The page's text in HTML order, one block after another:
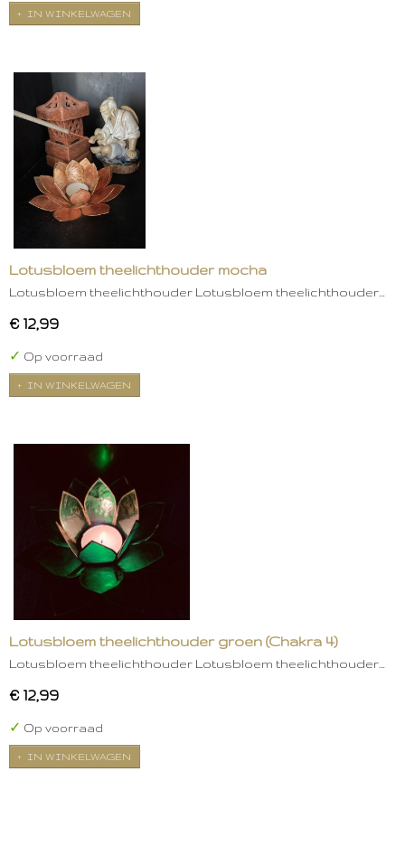
IN WINKELWAGEN
Lotusbloem theelichthouder mocha
Lotusbloem theelichthouder Lotusbloem theelichthouder…
€ 12,99
✓ Op voorraad
IN WINKELWAGEN
Lotusbloem theelichthouder groen (Chakra 4)
Lotusbloem theelichthouder Lotusbloem theelichthouder…
€ 12,99
✓ Op voorraad
IN WINKELWAGEN